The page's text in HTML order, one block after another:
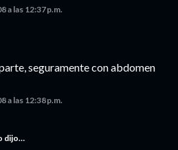
a las 12:37 p.m.
seguramente con abdomen
a las 12:38 p.m.
dijo…